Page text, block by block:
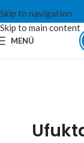
Skip to navigation
Skip to main content
MENÜ